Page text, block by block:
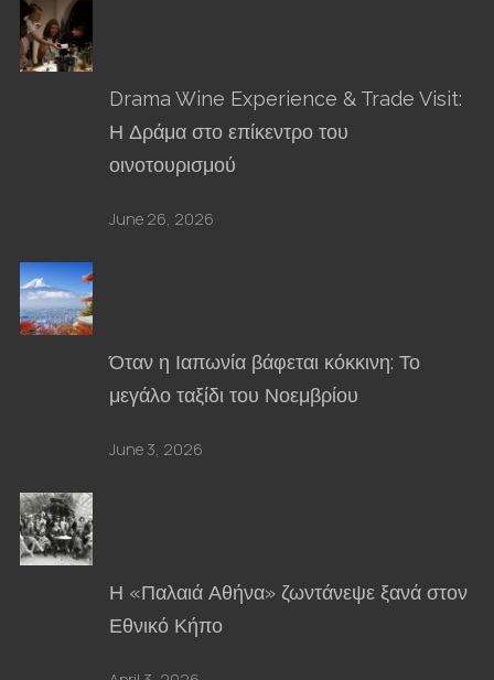
Drama Wine Experience & Trade Visit:
Η Δράμα στο επίκεντρο του
οινοτουρισμού
June 26, 2026
Όταν η Ιαπωνία βάφεται κόκκινη: Το
μεγάλο ταξίδι του Νοεμβρίου
June 3, 2026
Η «Παλαιά Αθήνα» ζωντάνεψε ξανά στον
Εθνικό Κήπο